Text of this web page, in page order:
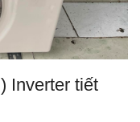
Inverter tiết